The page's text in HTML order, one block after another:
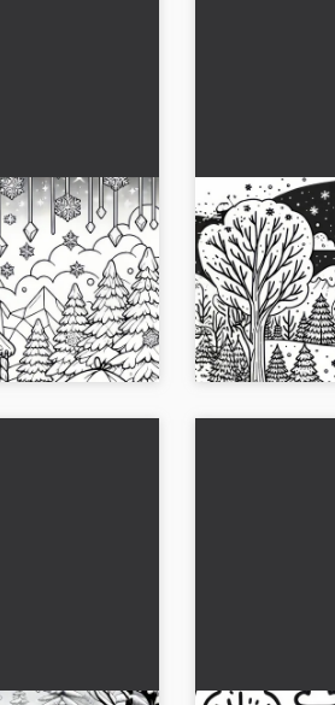
kristalleri:
kaplı kış
sayfasını
başla!...
Karlarla
ayında
şablonu
Karla kaplı kış
ağaçlar
Şimdi deseni